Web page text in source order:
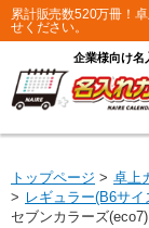
累計販売数520万冊！
せください。
企業様向け名
トップページ 卓上
レギュラー(B6サイ
セブンカラーズ